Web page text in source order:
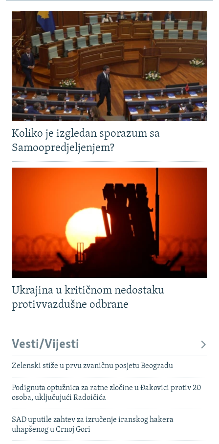
Koliko je izgledan sporazum sa
Samoopredjeljenjem?
Ukrajina u kritičnom nedostaku
protivvazdušne odbrane
Vesti/Vijesti
Zelenski stiže u prvu zvaničnu posjetu Beogradu
Podignuta optužnica za ratne zločine u Đakovici protiv 20
osoba, uključujući Radoičića
SAD uputile zahtev za izručenje iranskog hakera
uhapšenog u Crnoj Gori